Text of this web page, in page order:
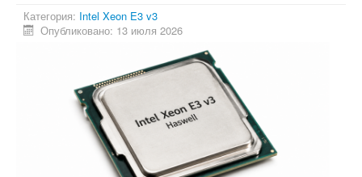
Категория: Intel Xeon E3 v3
Опубликовано: 13 июля 2026